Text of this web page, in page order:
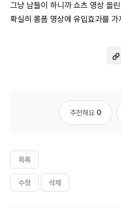
그냥 남들이 하니까 쇼츠 영상 올린
확실히 롱폼 영상에 유입효과를
추천해요 0
목록
수정 삭제